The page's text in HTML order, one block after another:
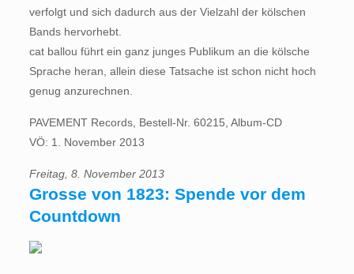
verfolgt und sich dadurch aus der Vielzahl der kölschen
Bands hervorhebt.
cat ballou führt ein ganz junges Publikum an die kölsche
Sprache heran, allein diese Tatsache ist schon nicht hoch
genug anzurechnen.
PAVEMENT Records, Bestell-Nr. 60215, Album-CD
VÖ: 1. November 2013
Freitag, 8. November 2013
Grosse von 1823: Spende vor dem
Countdown